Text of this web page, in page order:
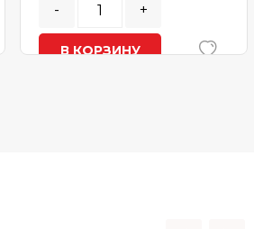
- +
В КОРЗИНУ